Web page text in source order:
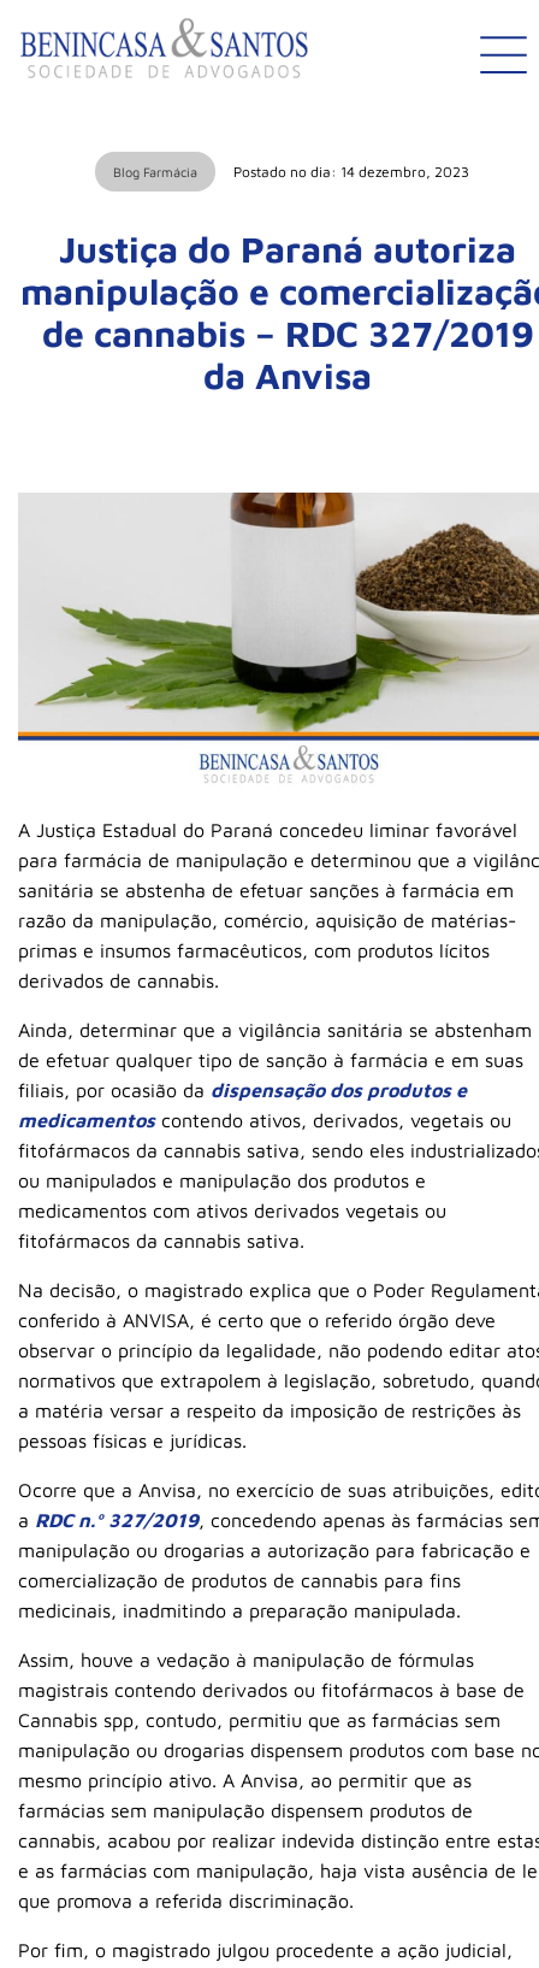
Blog Farmácia Postado no dia: 14 dezembro, 2023
Justiça do Paraná autoriza
manipulação e
de cannabis – RDC 327/2019
da Anvisa
A Justiça Estadual do Paraná concedeu liminar favorável
para farmácia de manipulação e determinou que a
sanitária se abstenha de efetuar sanções à farmácia em
razão da manipulação, comércio, aquisição de matérias-
primas e insumos farmacêuticos, com produtos lícitos
derivados de cannabis.
Ainda, determinar que a vigilância sanitária se abstenham
de efetuar qualquer tipo de sanção à farmácia e em suas
filiais, por ocasião da dispensação dos produtos e
medicamentoscontendo ativos, derivados, vegetais ou
fitofármacos da cannabis sativa, sendo eles
ou manipulados e manipulação dos produtos e
medicamentos com ativos derivados vegetais ou
fitofármacos da cannabis sativa.
Na decisão, o magistrado explica que o Poder
conferido à ANVISA, é certo que o referido órgão deve
observar o princípio da legalidade, não podendo editar
normativos que extrapolem à legislação, sobretudo,
a matéria versar a respeito da imposição de restrições às
pessoas físicas e jurídicas.
Ocorre que a Anvisa, no exercício de suas atribuições,
a RDC n.º 327/2019, concedendo apenas às farmácias
manipulação ou drogarias a autorização para fabricação e
comercialização de produtos de cannabis para fins
medicinais, inadmitindo a preparação manipulada.
Assim, houve a vedação à manipulação de fórmulas
magistrais contendo derivados ou fitofármacos à base de
Cannabis spp, contudo, permitiu que as farmácias sem
manipulação ou drogarias dispensem produtos com base
mesmo princípio ativo. A Anvisa, ao permitir que as
farmácias sem manipulação dispensem produtos de
cannabis, acabou por realizar indevida distinção entre
e as farmácias com manipulação, haja vista ausência de
que promova a referida discriminação.
Por fim, o magistrado julgou procedente a ação judicial,